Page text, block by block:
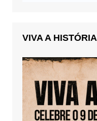
VIVA A HISTÓRIA